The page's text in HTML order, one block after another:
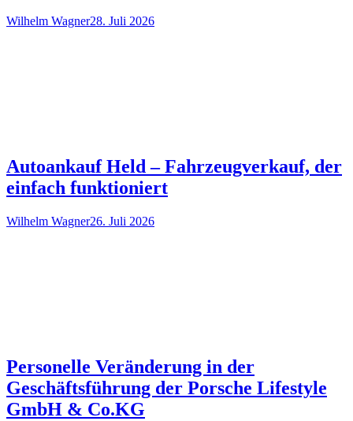
Wilhelm Wagner28. Juli 2026
Autoankauf Held – Fahrzeugverkauf, der
einfach funktioniert
Wilhelm Wagner26. Juli 2026
Personelle Veränderung in der
Geschäftsführung der Porsche Lifestyle
GmbH & Co.KG